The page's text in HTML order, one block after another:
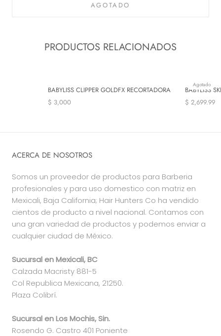
AGOTADO
PRODUCTOS RELACIONADOS
BABYLISS CLIPPER GOLDFX RECORTADORA
$ 3,000
Agotado
BABYLISS
$ 2,699.99
ACERCA DE NOSOTROS
Somos un proveedor de productos para Barberia
profesionales y para uso domestico con matriz en
Mexicali, Baja California; Hair Hunters Co ha vendido
cientos de producto a nivel nacional. Contamos con
una gran variedad de productos y podemos enviar a
cualquier ciudad de México.
Sucursal en Mexicali, BC
Calzada Macristy 881-5
Col Republica Mexicana, 21250.
Plaza Colibrí.
Sucursal en Los Mochis, Sin.
Rosendo G. Castro 401 Poniente